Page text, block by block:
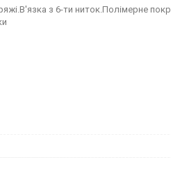
з 6-ти ниток.Полімерне